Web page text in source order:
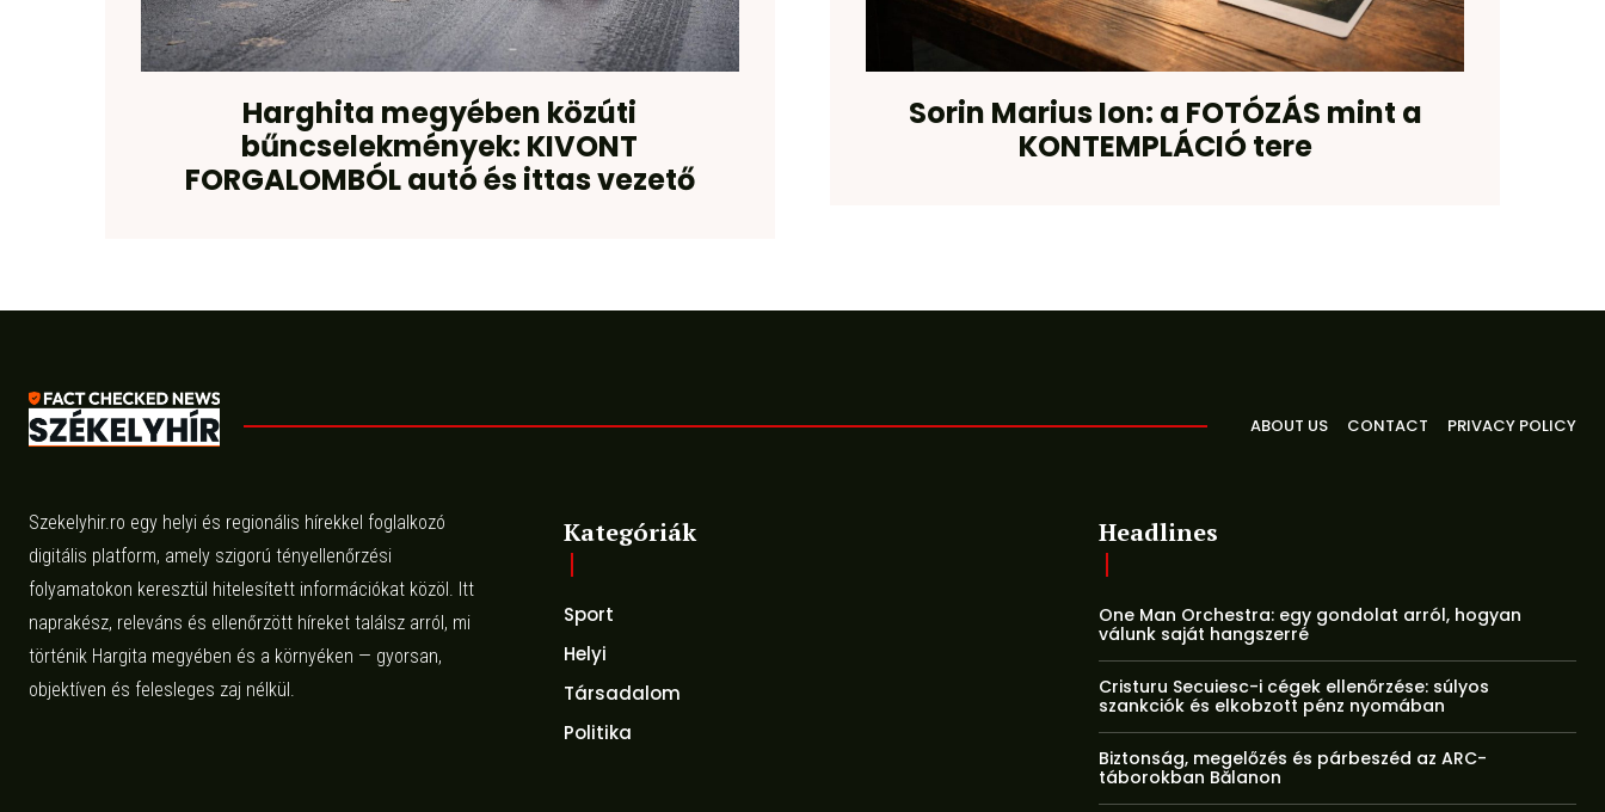
Harghita megyében közúti
bűncselekmények: KIVONT
FORGALOMBÓL autó és ittas vezető
Sorin Marius Ion: a FOTÓZÁS mint a
KONTEMPLÁCIÓ tere
ABOUT US CONTACT PRIVACY POLICY
Szekelyhir.ro egy helyi és regionális hírekkel foglalkozó
digitális platform, amely szigorú tényellenőrzési
folyamatokon keresztül hitelesített információkat közöl. Itt
naprakész, releváns és ellenőrzött híreket találsz arról, mi
történik Hargita megyében és a környéken — gyorsan,
objektíven és felesleges zaj nélkül.
Kategóriák
Sport
Helyi
Társadalom
Politika
Headlines
One Man Orchestra: egy gondolat arról, hogyan
válunk saját hangszerré
Cristuru Secuiesc-i cégek ellenőrzése: súlyos
szankciók és elkobzott pénz nyomában
Biztonság, megelőzés és párbeszéd az ARC-
táborokban Bălanon